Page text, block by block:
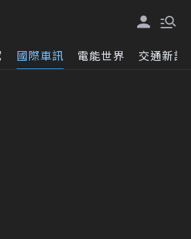
國際車訊 電能世界 交通新訊